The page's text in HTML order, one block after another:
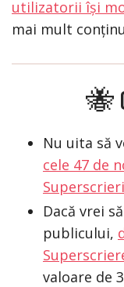
utilizatorii își
mai mult
🐝
Nu uita să
cele 47 de
Superscrieri
Dacă vrei
publicului,
valoare de